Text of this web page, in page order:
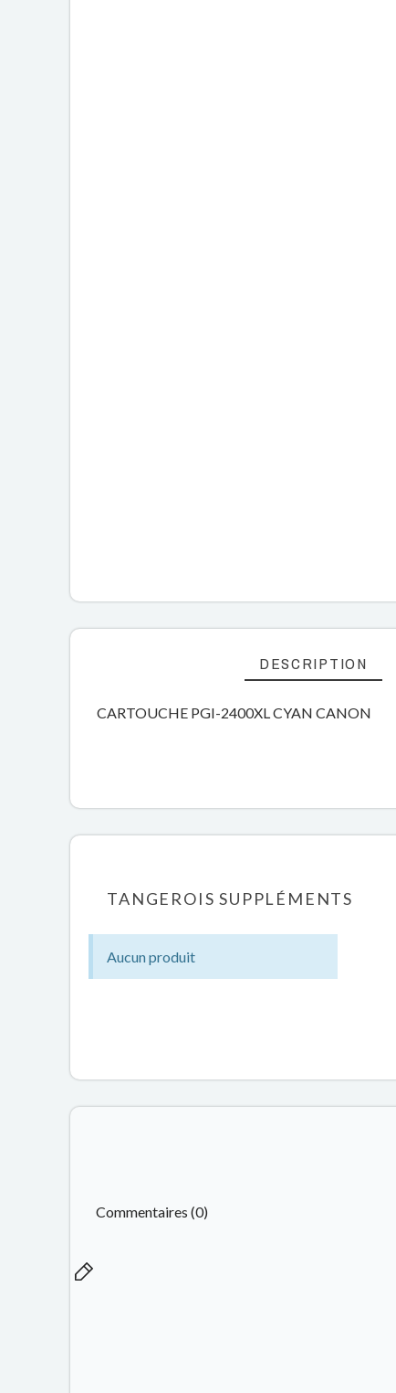
DESCRIPTION
CARTOUCHE PGI-2400XL CYAN CANON
TANGEROIS SUPPLÉMENTS
Aucun produit
Commentaires (0)